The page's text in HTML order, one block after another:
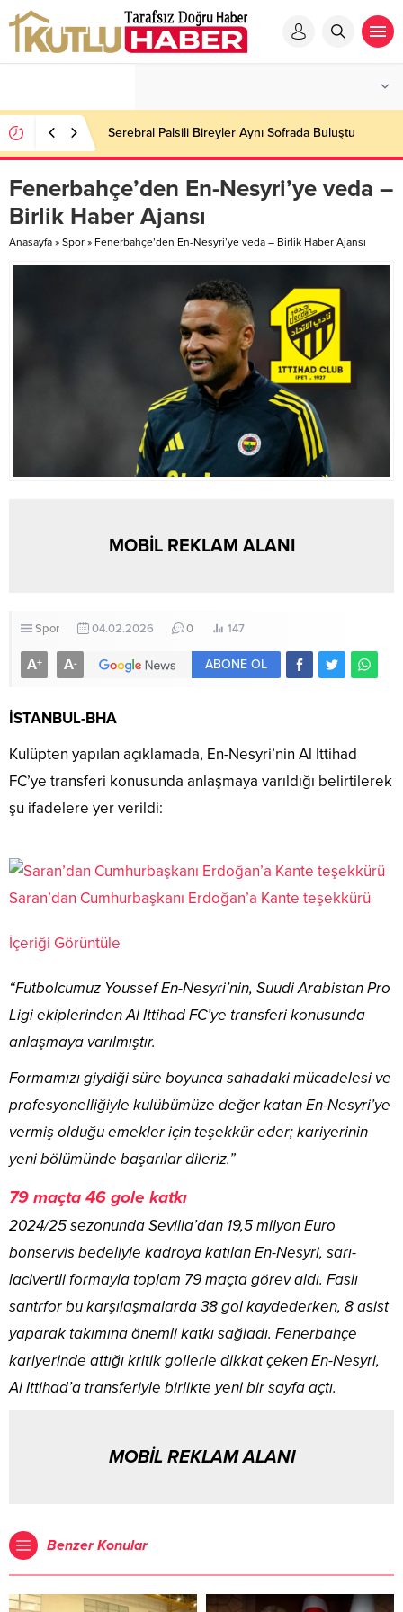
Serebral Palsili Bireyler Aynı Sofrada Buluştu
Fenerbahçe’den En-Nesyri’ye veda –
Birlik Haber Ajansı
Anasayfa » Spor » Fenerbahçe’den En-Nesyri’ye veda – Birlik Haber Ajansı
MOBİL REKLAM ALANI
Spor 04.02.2026 0 147
A+ A- ABONE OL
İSTANBUL-BHA
Kulüpten yapılan açıklamada, En-Nesyri’nin Al Ittihad
FC’ye transferi konusunda anlaşmaya varıldığı belirtilerek
şu ifadelere yer verildi:
Saran’dan Cumhurbaşkanı Erdoğan’a Kante teşekkürü
İçeriği Görüntüle
“Futbolcumuz Youssef En-Nesyri’nin, Suudi Arabistan Pro
Ligi ekiplerinden Al Ittihad FC’ye transferi konusunda
anlaşmaya varılmıştır.
Formamızı giydiği süre boyunca sahadaki mücadelesi ve
profesyonelliğiyle kulübümüze değer katan En-Nesyri’ye
vermiş olduğu emekler için teşekkür eder; kariyerinin
yeni bölümünde başarılar dileriz.”
79 maçta 46 gole katkı
2024/25 sezonunda Sevilla’dan 19,5 milyon Euro
bonservis bedeliyle kadroya katılan En-Nesyri, sarı-
lacivertli formayla toplam 79 maçta görev aldı. Faslı
santrfor bu karşılaşmalarda 38 gol kaydederken, 8 asist
yaparak takımına önemli katkı sağladı. Fenerbahçe
kariyerinde attığı kritik gollerle dikkat çeken En-Nesyri,
Al Ittihad’a transferiyle birlikte yeni bir sayfa açtı.
MOBİL REKLAM ALANI
Benzer Konular